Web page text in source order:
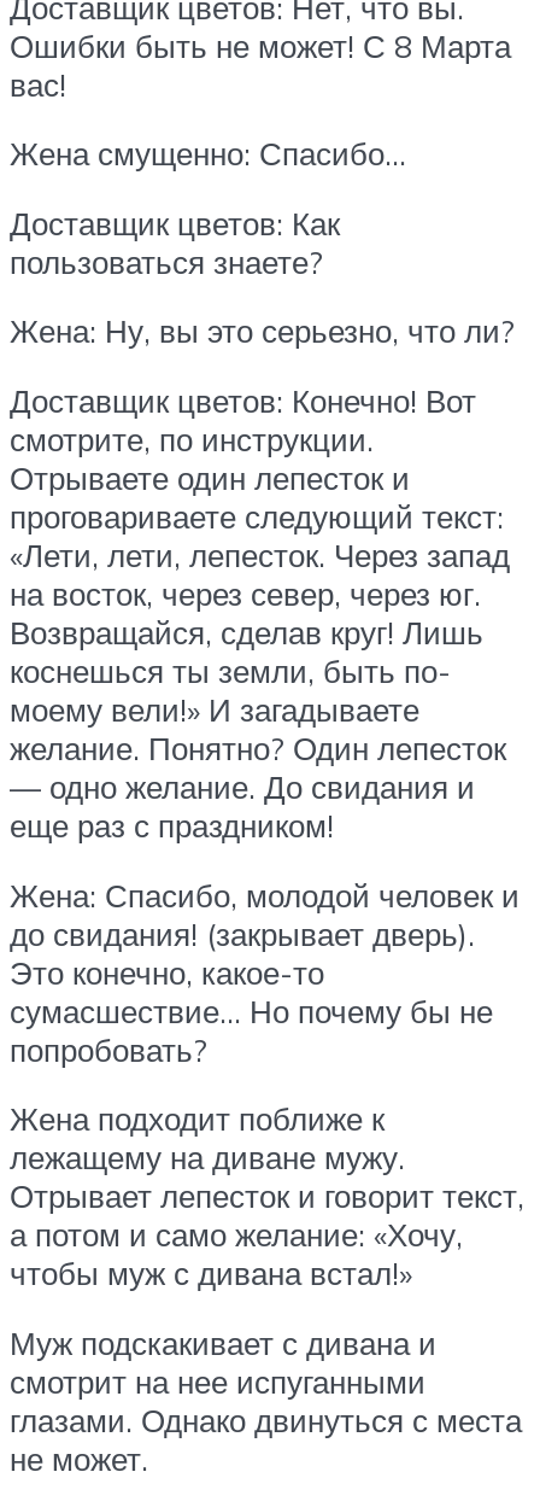
Ошибки быть не может! С 8 Марта
вас!
Жена смущенно: Спасибо…
Доставщик цветов: Как
пользоваться знаете?
Жена: Ну, вы это серьезно, что ли?
Доставщик цветов: Конечно! Вот
смотрите, по инструкции.
Отрываете один лепесток и
проговариваете следующий текст:
«Лети, лети, лепесток. Через запад
на восток, через север, через юг.
Возвращайся, сделав круг! Лишь
коснешься ты земли, быть по-
моему вели!» И загадываете
желание. Понятно? Один лепесток
— одно желание. До свидания и
еще раз с праздником!
Жена: Спасибо, молодой человек и
до свидания! (закрывает дверь).
Это конечно, какое-то
сумасшествие… Но почему бы не
попробовать?
Жена подходит поближе к
лежащему на диване мужу.
Отрывает лепесток и говорит текст,
а потом и само желание: «Хочу,
чтобы муж с дивана встал!»
Муж подскакивает с дивана и
смотрит на нее испуганными
глазами. Однако двинуться с места
не может.